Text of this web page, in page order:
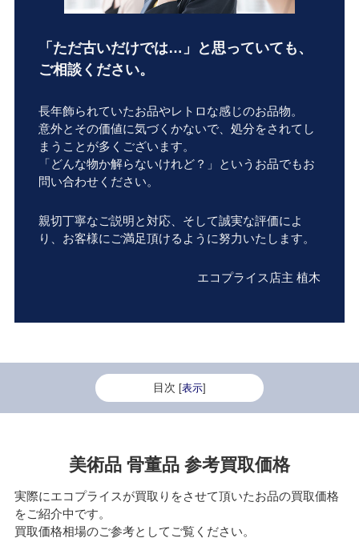
「ただ古いだけでは…」と思っていても、
ご相談ください。
長年飾られていたお品やレトロな感じのお品物。
意外とその価値に気づくかないで、処分をされてし
まうことが多くございます。
「どんな物か解らないけれど？」というお品でもお
問い合わせください。
親切丁寧なご説明と対応、そして誠実な評価によ
り、お客様にご満足頂けるように努力いたします。
エコプライス店主 植木
目次 [表示]
美術品 骨董品 参考買取価格
実際にエコプライスが買取りをさせて頂いたお品の買取価格
をご紹介中です。
買取価格相場のご参考としてご覧ください。